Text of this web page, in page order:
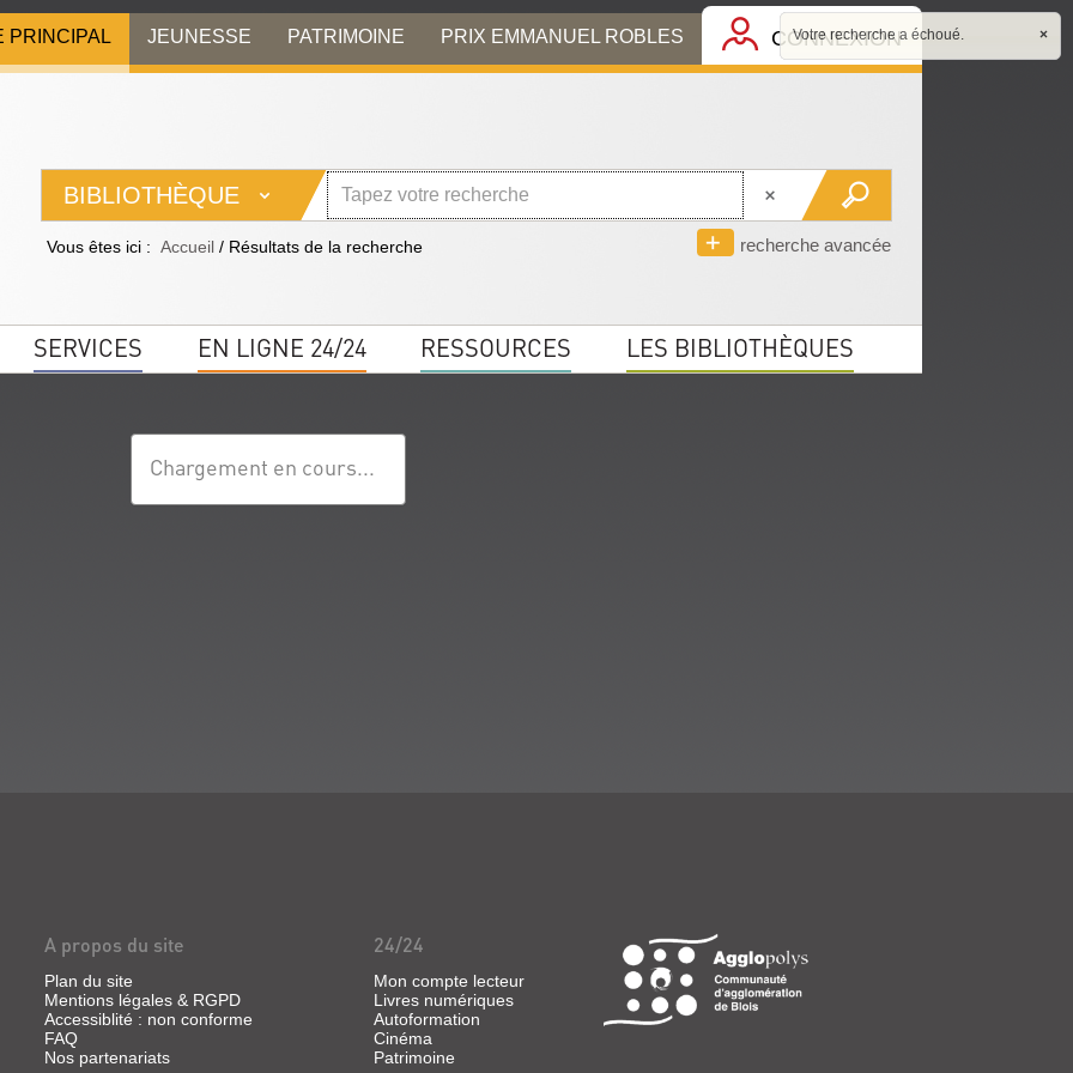
PRINCIPAL JEUNESSE PATRIMOINE PRIX EMMANUEL ROBLES CONNEXION
BIBLIOTHÈQUE
recherche avancée
Vous êtes ici : Accueil / Résultats de la recherche
SERVICES EN LIGNE 24/24 RESSOURCES LES BIBLIOTHÈQUES
Chargement en cours...
A propos du site
Plan du site
Mentions légales & RGPD
Accessiblité : non conforme
FAQ
Nos partenariats
24/24
Mon compte lecteur
Livres numériques
Autoformation
Cinéma
Patrimoine
×
Votre recherche a échoué.